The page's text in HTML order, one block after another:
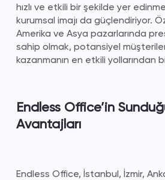
hızlı ve etkili bir şekilde yer
kurumsal imajı da güçlendiriyor.
Amerika ve Asya pazarlarında
sahip olmak, potansiyel
kazanmanın en etkili yollarından
Endless Office’in
Avantajları
Endless Office, İstanbul, İzmir,